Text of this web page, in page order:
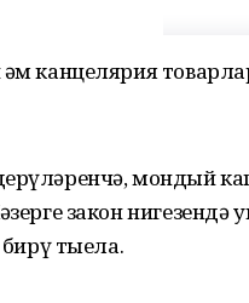
канцелярия
мондый
закон нигезендә
бирү тыела.